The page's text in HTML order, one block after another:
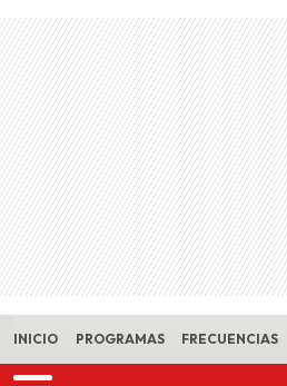
Skip to main content
INICIO PROGRAMAS FRECUENCIAS